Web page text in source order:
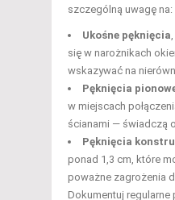
szczególną uwagę na:
Ukośne pęknięcia
się w narożnikach
wskazywać na
Pęknięcia
w miejscach
ścianami — świadczą
Pęknięcia
ponad 1,3 cm, które
poważne zagrożenia
Dokumentuj